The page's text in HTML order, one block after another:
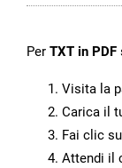
Per TXT in PDF
Visita la
Carica il
Fai clic
Attendi il